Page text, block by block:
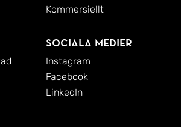
Kommersiellt
Sociala medier
Instagram
Facebook
LinkedIn